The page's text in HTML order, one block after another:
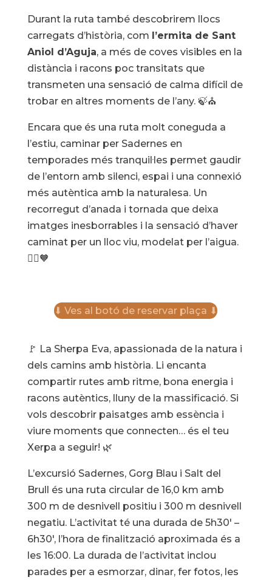
Durant la ruta també descobrirem llocs
carregats d’història, com l’ermita de Sant
Aniol d’Aguja, a més de coves visibles en la
distància i racons poc transitats que
transmeten una sensació de calma difícil de
trobar en altres moments de l’any. 🍃⛪
Encara que és una ruta molt coneguda a
l’estiu, caminar per Sadernes en
temporades més tranquil·les permet gaudir
de l’entorn amb silenci, espai i una connexió
més autèntica amb la naturalesa. Un
recorregut d’anada i tornada que deixa
imatges inesborrables i la sensació d’haver
caminat per un lloc viu, modelat per l’aigua.
🚶‍♀️🧡
⬇ Ves al botó de reservar plaça ⬇
🚩 La Sherpa Eva, apassionada de la natura i
dels camins amb història. Li encanta
compartir rutes amb ritme, bona energia i
racons autèntics, lluny de la massificació. Si
vols descobrir paisatges amb essència i
viure moments que connecten… és el teu
Xerpa a seguir! 🌿
L’excursió Sadernes, Gorg Blau i Salt del
Brull és una ruta circular de 16,0 km amb
300 m de desnivell positiu i 300 m desnivell
negatiu. L’activitat té una durada de 5h30′ –
6h30′, l’hora de finalització aproximada és a
les 16:00. La durada de l’activitat inclou
parades per a esmorzar, dinar, fer fotos, les